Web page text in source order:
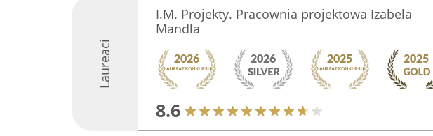
Laureaci
I.M. Projekty. Pracownia projektowa Izabela
Mandla
8.6